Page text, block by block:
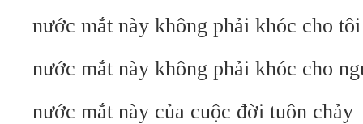
nước mắt này không phải khóc cho tôi
nước mắt này không phải khóc cho
nước mắt này của cuộc đời tuôn chảy